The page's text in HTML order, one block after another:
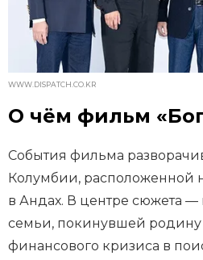
WWW.DISPATCH.CO.KR
О чём фильм
События фильма
Колумбии, расположенной
в Андах. В центре сюжета —
семьи, покинувшей родину
финансового кризиса в